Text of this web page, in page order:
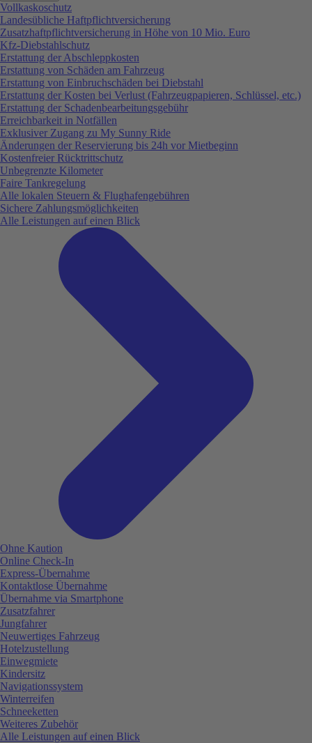
Vollkaskoschutz
Landesübliche Haftpflichtversicherung
Zusatzhaftpflichtversicherung in Höhe von 10 Mio. Euro
Kfz-Diebstahlschutz
Erstattung der Abschleppkosten
Erstattung von Schäden am Fahrzeug
Erstattung von Einbruchschäden bei Diebstahl
Erstattung der Kosten bei Verlust (Fahrzeugpapieren, Schlüssel, etc.)
Erstattung der Schadenbearbeitungsgebühr
Erreichbarkeit in Notfällen
Exklusiver Zugang zu My Sunny Ride
Änderungen der Reservierung bis 24h vor Mietbeginn
Kostenfreier Rücktrittschutz
Unbegrenzte Kilometer
Faire Tankregelung
Alle lokalen Steuern & Flughafengebühren
Sichere Zahlungsmöglichkeiten
Alle Leistungen auf einen Blick
Ohne Kaution
Online Check-In
Express-Übernahme
Kontaktlose Übernahme
Übernahme via Smartphone
Zusatzfahrer
Jungfahrer
Neuwertiges Fahrzeug
Hotelzustellung
Einwegmiete
Kindersitz
Navigationssystem
Winterreifen
Schneeketten
Weiteres Zubehör
Alle Leistungen auf einen Blick